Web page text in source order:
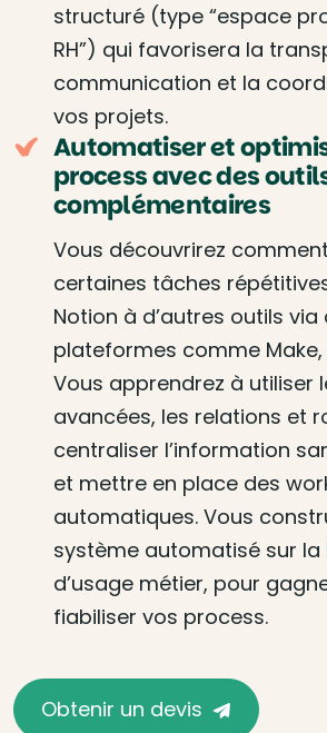
structuré (type “espace
RH”) qui favorisera la
communication et la
vos projets.
Automatiser et
process avec des
complémentaires
Vous découvrirez
certaines tâches
Notion à d’autres outils via
plateformes comme Make,
Vous apprendrez à utiliser
avancées, les relations et
centraliser l’information
et mettre en place des
automatiques. Vous
système automatisé sur la
d’usage métier, pour
fiabiliser vos process.
Obtenir un devis